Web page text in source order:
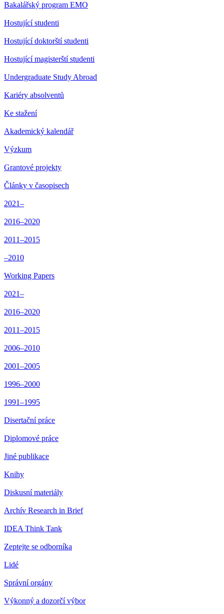
Bakalářský program EMO
Hostující studenti
Hostující doktorští studenti
Hostující magisterští studenti
Undergraduate Study Abroad
Kariéry absolventů
Ke stažení
Akademický kalendář
Výzkum
Grantové projekty
Články v časopisech
2021–
2016–2020
2011–2015
–2010
Working Papers
2021–
2016–2020
2011–2015
2006–2010
2001–2005
1996–2000
1991–1995
Disertační práce
Diplomové práce
Jiné publikace
Knihy
Diskusní materiály
Archív Research in Brief
IDEA Think Tank
Zeptejte se odborníka
Lidé
Správní orgány
Výkonný a dozorčí výbor